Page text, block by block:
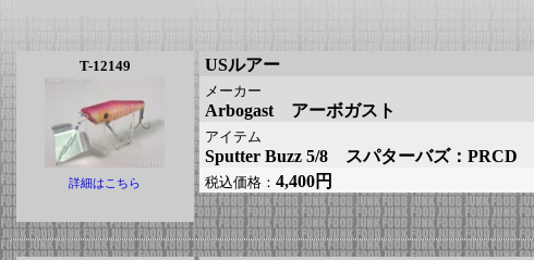
T-12149
詳細はこちら
USルアー
メーカー
Arbogast アーボガスト
アイテム
Sputter Buzz 5/8 スパターバズ：PRCD
税込価格： 4,400円